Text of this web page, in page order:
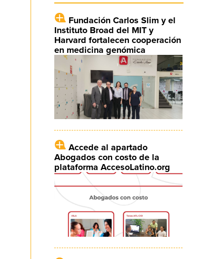
Fundación Carlos Slim y el
Instituto Broad del MIT y
Harvard fortalecen cooperación
en medicina genómica
Accede al apartado
Abogados con costo de la
plataforma AccesoLatino.org